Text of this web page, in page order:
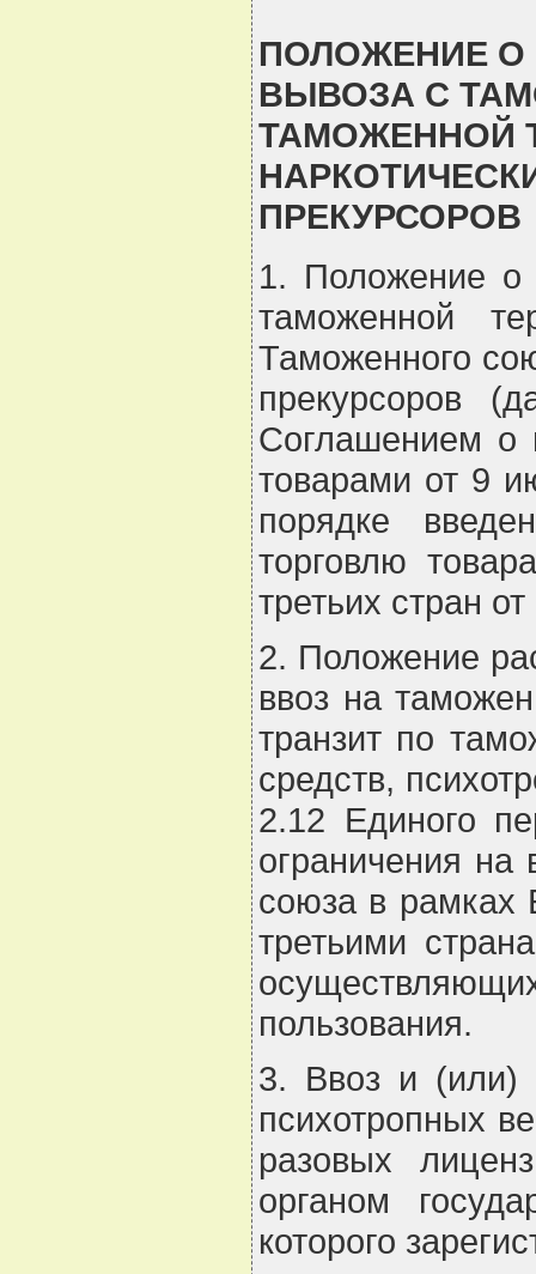
ПОЛОЖЕНИЕ О
ВЫВОЗА С
ТАМОЖЕННОЙ
ПРЕКУРСОРОВ
1. Положение о
таможенной
Таможенного
прекурсоров
Соглашением о
товарами от 9
порядке
торговлю
третьих стран
2. Положение
ввоз на
транзит по
средств,
2.12 Единого
ограничения на
союза в рамках
третьими
пользования.
3. Ввоз и (или)
психотропных
разовых
органом
которого